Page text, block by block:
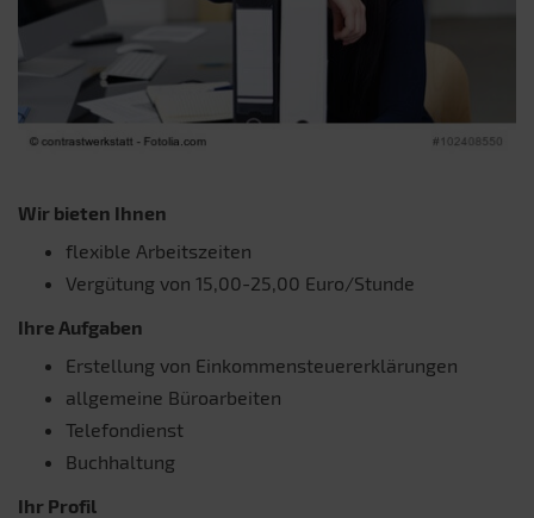
Wir bieten Ihnen
flexible Arbeitszeiten
Vergütung von 15,00-25,00 Euro/Stunde
Ihre Aufgaben
Erstellung von Einkommensteuererklärungen
allgemeine Büroarbeiten
Telefondienst
Buchhaltung
Ihr Profil